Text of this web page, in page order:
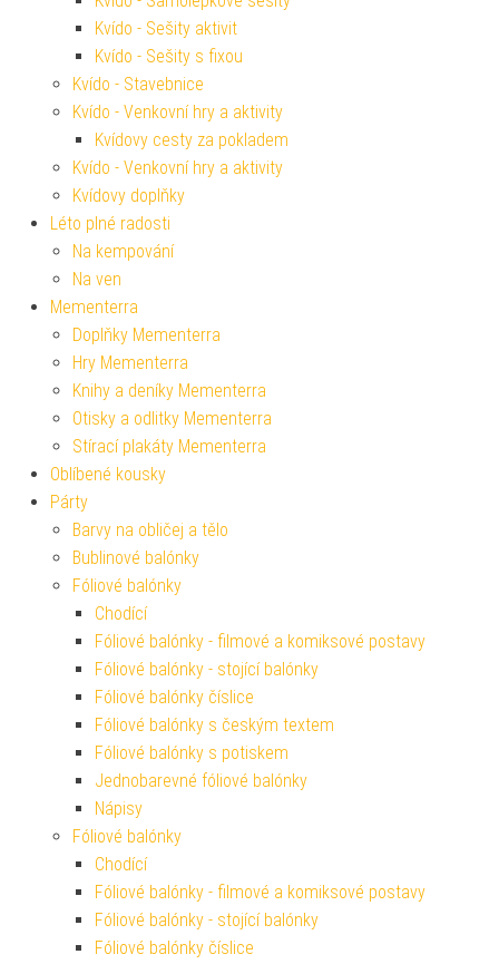
Kvído - Sešity aktivit
Kvído - Sešity s fixou
Kvído - Stavebnice
Kvído - Venkovní hry a aktivity
Kvídovy cesty za pokladem
Kvído - Venkovní hry a aktivity
Kvídovy doplňky
Léto plné radosti
Na kempování
Na ven
Mementerra
Doplňky Mementerra
Hry Mementerra
Knihy a deníky Mementerra
Otisky a odlitky Mementerra
Stírací plakáty Mementerra
Oblíbené kousky
Párty
Barvy na obličej a tělo
Bublinové balónky
Fóliové balónky
Chodící
Fóliové balónky - filmové a komiksové postavy
Fóliové balónky - stojící balónky
Fóliové balónky číslice
Fóliové balónky s českým textem
Fóliové balónky s potiskem
Jednobarevné fóliové balónky
Nápisy
Fóliové balónky
Chodící
Fóliové balónky - filmové a komiksové postavy
Fóliové balónky - stojící balónky
Fóliové balónky číslice